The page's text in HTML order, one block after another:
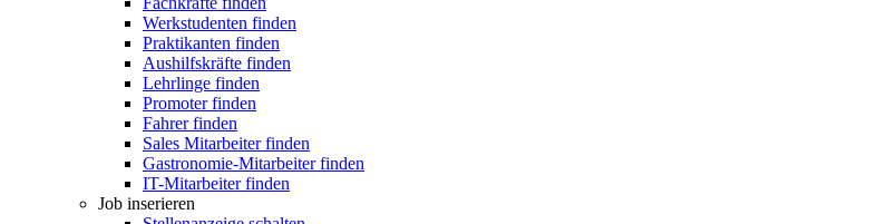
Werkstudenten finden
Praktikanten finden
Aushilfskräfte finden
Lehrlinge finden
Promoter finden
Fahrer finden
Sales Mitarbeiter finden
Gastronomie-Mitarbeiter finden
IT-Mitarbeiter finden
Job inserieren